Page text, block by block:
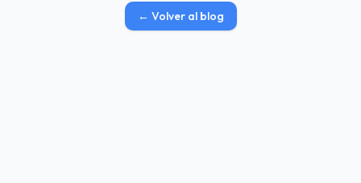
← Volver al blog